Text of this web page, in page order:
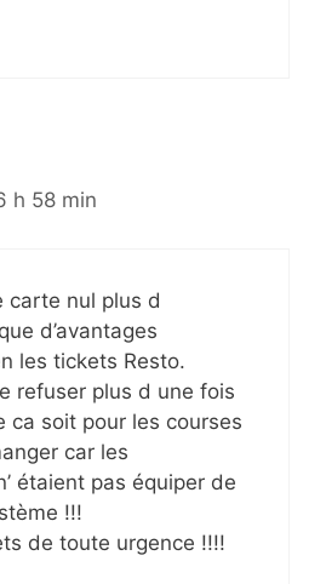
h 58 min
carte nul plus d
d’avantages
les tickets Resto.
refuser plus d une fois
ca soit pour les courses
car les
étaient pas équiper de
!!!
de toute urgence !!!!